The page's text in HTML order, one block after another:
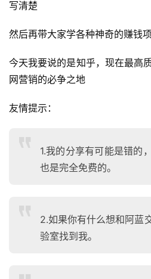
写清楚
然后再带大家学各种神奇的赚钱
今天我要说的是知乎，现在最高
网营销的必争之地
友情提示：
1.我的分享有可能是错的
也是完全免费的。
2.如果你有什么想和阿蓝
验室找到我。